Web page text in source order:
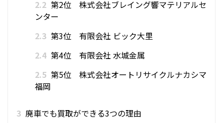
2.2 第2位 株式会社ブレイング響マテリアルセ
ンター
2.3 第3位 有限会社 ビック大里
2.4 第4位 有限会社 水城金属
2.5 第5位 株式会社オートリサイクルナカシマ
福岡
3 廃車でも買取ができる3つの理由